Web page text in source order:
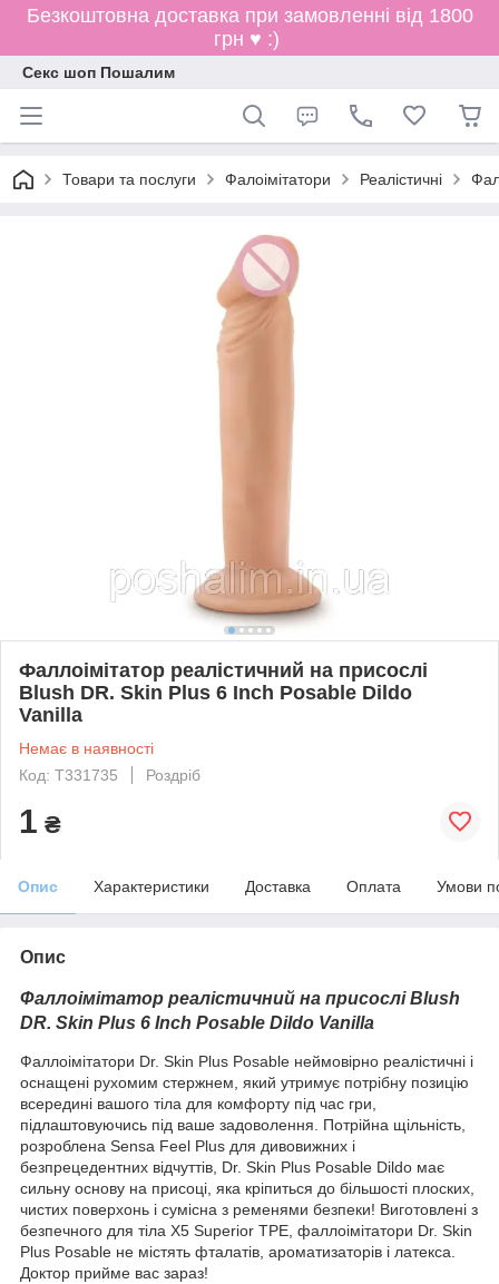
Безкоштовна доставка при замовленні від 1800
грн ♥ :)
Секс шоп Пошалим
Товари та послуги Фалоімітатори Реалістичні
Фаллоімітатор реалістичний на присослі
Blush DR. Skin Plus 6 Inch Posable Dildo
Vanilla
Немає в наявності
Код: T331735
Роздріб
1 ₴
Опис Характеристики Доставка Оплата Умови
Опис
Фаллоімітатор реалістичний на присослі Blush
DR. Skin Plus 6 Inch Posable Dildo Vanilla
Фаллоімітатори Dr. Skin Plus Posable неймовірно реалістичні і
оснащені рухомим стержнем, який утримує потрібну позицію
всередині вашого тіла для комфорту під час гри,
підлаштовуючись під ваше задоволення. Потрійна щільність,
розроблена Sensa Feel Plus для дивовижних і
безпрецедентних відчуттів, Dr. Skin Plus Posable Dildo має
сильну основу на присоці, яка кріпиться до більшості плоских,
чистих поверхонь і сумісна з ременями безпеки! Виготовлені з
безпечного для тіла X5 Superior TPE, фаллоімітатори Dr. Skin
Plus Posable не містять фталатів, ароматизаторів і латекса.
Доктор прийме вас зараз!